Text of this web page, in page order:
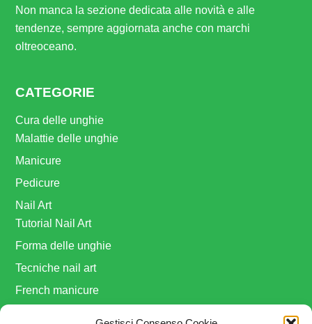
Non manca la sezione dedicata alle novità e alle
tendenze, sempre aggiornata anche con marchi
oltreoceano.
CATEGORIE
Cura delle unghie
Malattie delle unghie
Manicure
Pedicure
Nail Art
Tutorial Nail Art
Forma delle unghie
Tecniche nail art
French manicure